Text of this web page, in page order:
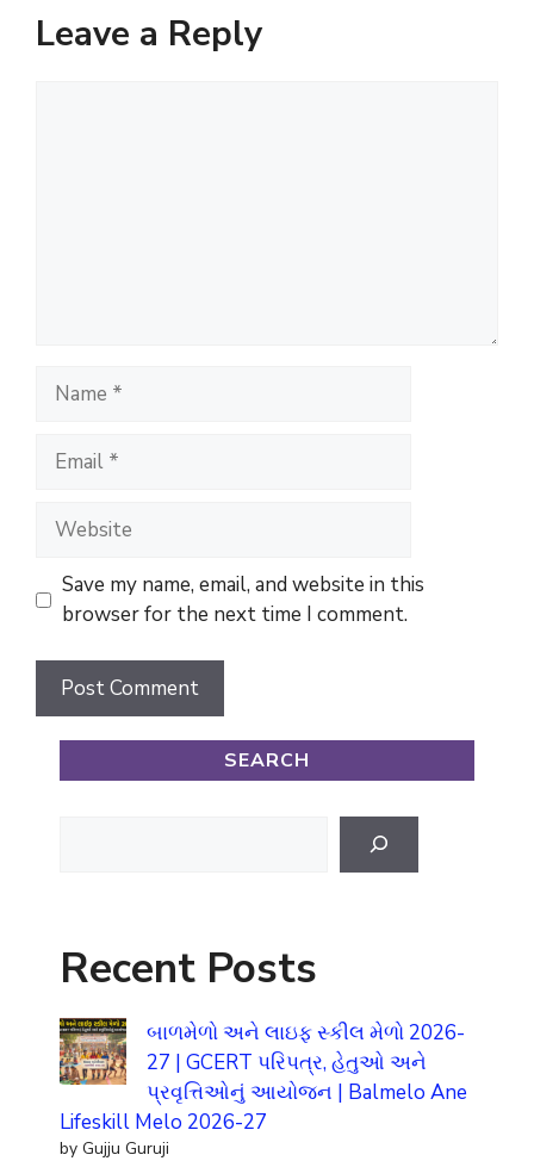
Leave a Reply
Name
Email
Website
Save my name, email, and website in this
browser for the next time I comment.
SEARCH
Recent Posts
બાળમેળો અને લાઇફ સ્કીલ મેળો 2026-
27 | GCERT પરિપત્ર, હેતુઓ અને
પ્રવૃત્તિઓનું આયોજન | Balmelo Ane
Lifeskill Melo 2026-27
by Gujju Guruji